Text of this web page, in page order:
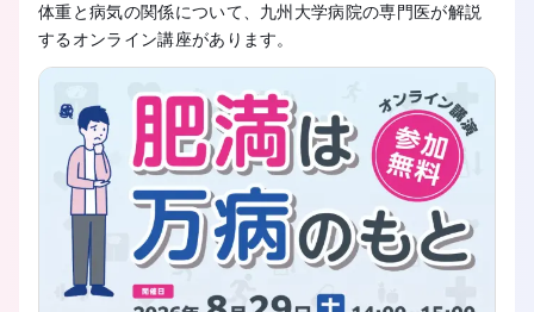
体重と病気の関係について、九州大学病院の専門医が解説
するオンライン講座があります。